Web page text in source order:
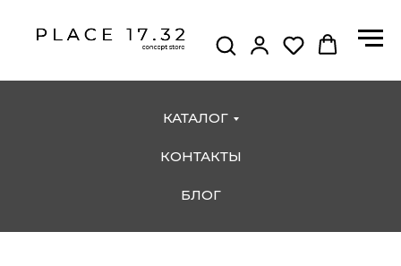
КАТАЛОГ
КОНТАКТЫ
БЛОГ